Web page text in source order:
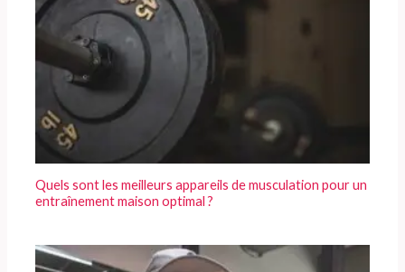
Quels sont les meilleurs appareils de musculation pour un
entraînement maison optimal ?